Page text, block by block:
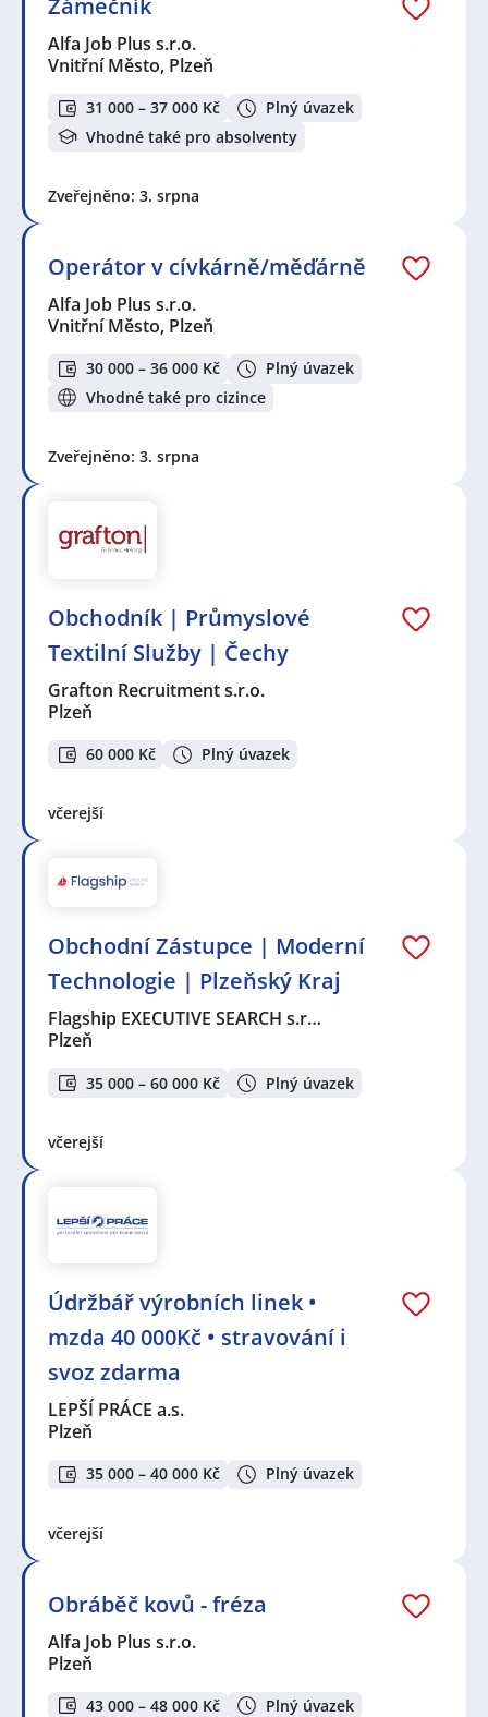
Alfa Job Plus s.r.o.
Vnitřní Město, Plzeň
31 000 – 37 000 Kč
Plný úvazek
Vhodné také pro absolventy
Zveřejněno: 3. srpna
Operátor v cívkárně/měďárně
Alfa Job Plus s.r.o.
Vnitřní Město, Plzeň
30 000 – 36 000 Kč
Plný úvazek
Vhodné také pro cizince
Zveřejněno: 3. srpna
Obchodník | Průmyslové
Textilní Služby | Čechy
Grafton Recruitment s.r.o.
Plzeň
60 000 Kč Plný úvazek
včerejší
Obchodní Zástupce | Moderní
Technologie | Plzeňský Kraj
Flagship EXECUTIVE SEARCH s.r…
Plzeň
35 000 – 60 000 Kč Plný úvazek
včerejší
Údržbář výrobních linek •
mzda 40 000Kč • stravování i
svoz zdarma
LEPŠÍ PRÁCE a.s.
Plzeň
35 000 – 40 000 Kč Plný úvazek
včerejší
Obráběč kovů - fréza
Alfa Job Plus s.r.o.
Plzeň
43 000 – 48 000 Kč Plný úvazek